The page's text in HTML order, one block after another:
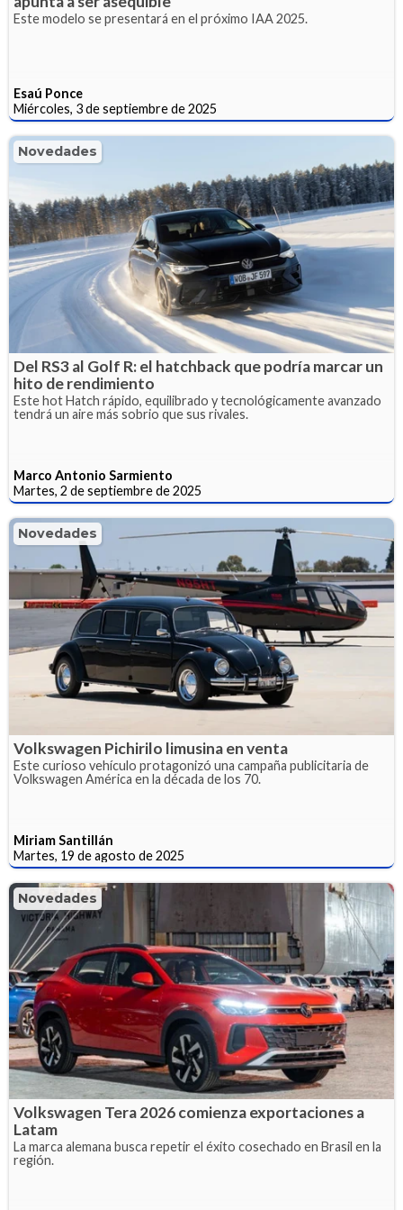
Este modelo se presentará en el próximo IAA 2025.
Esaú Ponce
Miércoles, 3 de septiembre de 2025
Novedades
Del RS3 al Golf R: el hatchback que podría marcar un
hito de rendimiento
Este hot Hatch rápido, equilibrado y tecnológicamente avanzado
tendrá un aire más sobrio que sus rivales.
Marco Antonio Sarmiento
Martes, 2 de septiembre de 2025
Novedades
Volkswagen Pichirilo limusina en venta
Este curioso vehículo protagonizó una campaña publicitaria de
Volkswagen América en la década de los 70.
Miriam Santillán
Martes, 19 de agosto de 2025
Novedades
Volkswagen Tera 2026 comienza exportaciones a
Latam
La marca alemana busca repetir el éxito cosechado en Brasil en la
región.